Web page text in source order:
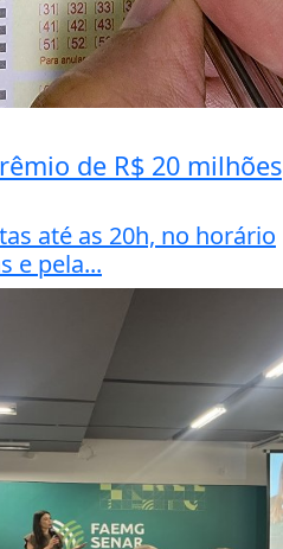
de R$ 20 milhões
até as 20h, no horário
e pela...